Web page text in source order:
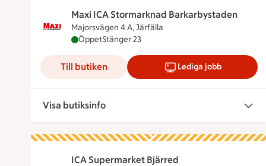
Maxi ICA Stormarknad Barkarbystaden
Majorsvägen 4 A, Järfälla
Maxi ICA Stormarknad Barkarbystaden är
ÖppetStänger 23
Till butiken Lediga jobb
Visa butiksinfo
ICA Supermarket Bjärred